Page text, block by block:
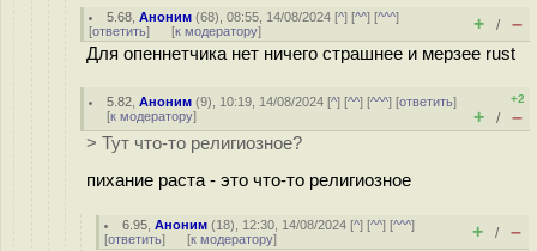
5.68 ,Аноним (68), 08:55, 14/08/2024 [^] [^^] [^^^]
[ответить] [к модератору] + / –
Для опеннетчика нет ничего страшнее и мерзее rust
5.82 ,Аноним (9), 10:19, 14/08/2024 [^] [^^] [^^^] [ответить]
[к модератору]
+2
+ / –
> Тут что-то религиозное?
пихание раста - это что-то религиозное
6.95 ,Аноним (18), 12:30, 14/08/2024 [^] [^^] [^^^]
[ответить] [к модератору] + / –